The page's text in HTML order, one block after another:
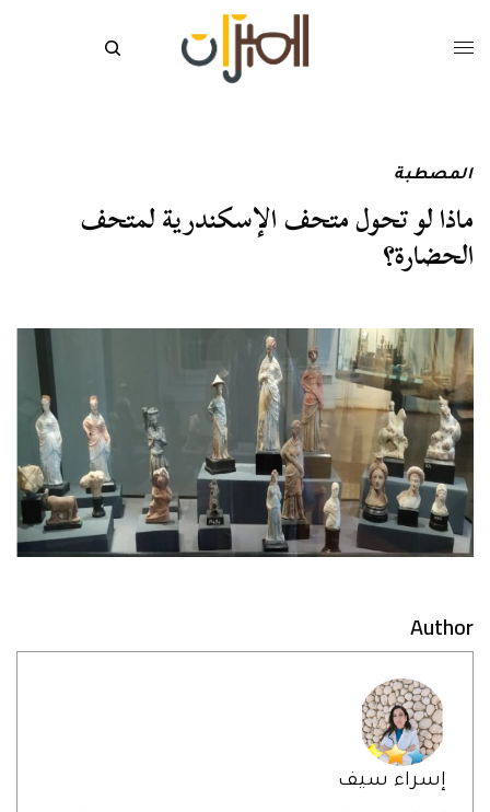
المصطبة
ماذا لو تحول متحف الإسكندرية لمتحف
الحضارة؟
Author
إسراء سيف